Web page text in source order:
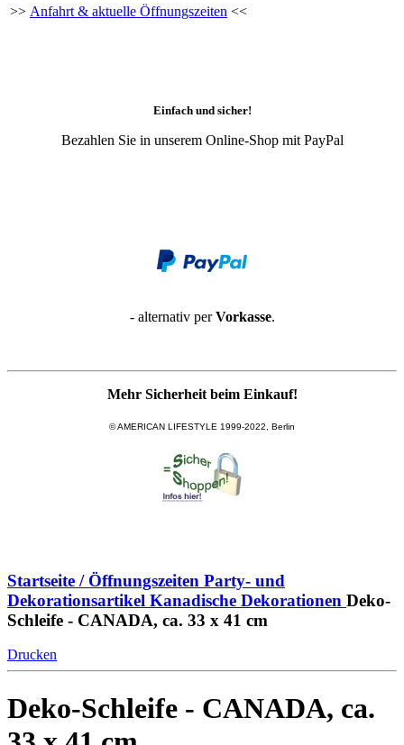
>> Anfahrt & aktuelle Öffnungszeiten <<
Einfach und sicher!
Bezahlen Sie in unserem Online-Shop mit PayPal
- alternativ perVorkasse.
Mehr Sicherheit beim Einkauf!
© AMERICAN LIFESTYLE 1999-2022, Berlin
Startseite / Öffnungszeiten Party- und
Dekorationsartikel Kanadische Dekorationen Deko-
Schleife - CANADA, ca. 33 x 41 cm
Drucken
Deko-Schleife - CANADA, ca.